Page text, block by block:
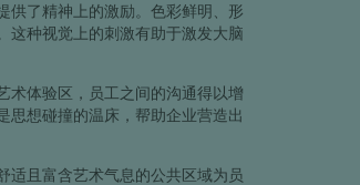
供了精神上的激励。色彩鲜明、形
这种视觉上的刺激有助于激发大脑
术体验区，员工之间的沟通得以增
思想碰撞的温床，帮助企业营造出
适且富含艺术气息的公共区域为员